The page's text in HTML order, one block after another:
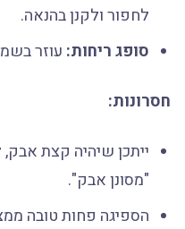
לחפור ולקנן בהנאה.
סופג ריחות:עוזר
חסרונות:
ייתכן שיהיה קצת אבק,
"מסונן אבק".
הספיגה פחות טובה